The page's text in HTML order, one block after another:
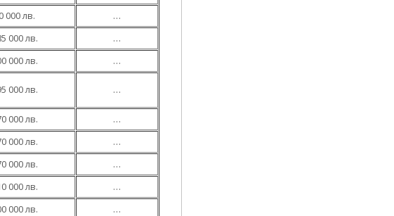
000 лв.
…
000 лв.
…
000 лв. …
000 лв. …
000 лв.
…
000 лв.
…
000 лв.
…
000 лв.
…
000 лв.
…